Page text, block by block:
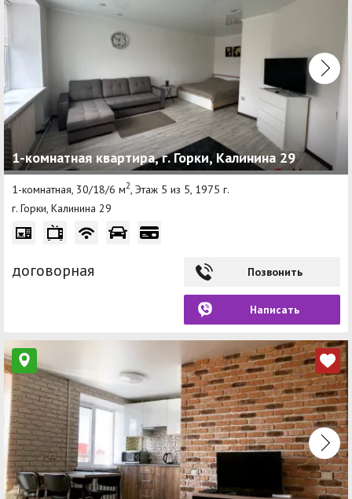
1-комнатная квартира, г. Горки, Калинина 29
1-комнатная, 30/18/6 м2, Этаж 5 из 5, 1975 г.
г. Горки, Калинина 29
договорная Позвонить
Написать